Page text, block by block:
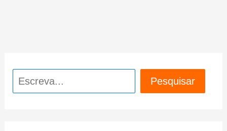
Pesquisar Pesquisar